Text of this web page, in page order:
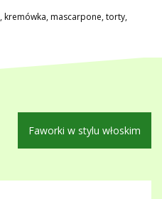
,kremówka,mascarpone,torty,
Faworki w stylu włoskim